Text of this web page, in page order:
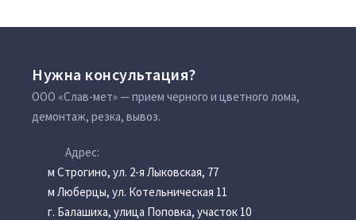
Нужна консультация?
ООО «Слав-мет» — прием черного и цветного лома,
демонтаж, резка, вывоз.
Адрес:
м Строгино, ул. 2-я Лыковская, 77
м Люберцы, ул. Котельническая 11
г. Балашиха, улица Поповка, участок 10